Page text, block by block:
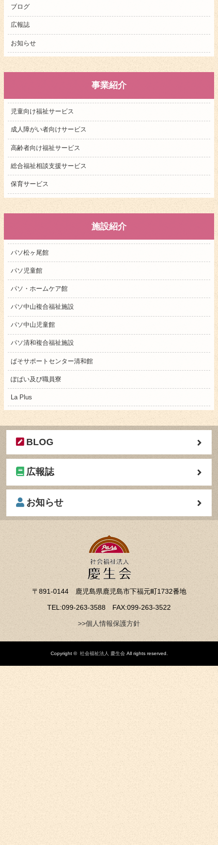
ブログ
広報誌
お知らせ
事業紹介
児童向け福祉サービス
成人障がい者向けサービス
高齢者向け福祉サービス
総合福祉相談支援サービス
保育サービス
施設紹介
パソ松ヶ尾館
パソ児童館
パソ・ホームケア館
パソ中山複合福祉施設
パソ中山児童館
パソ清和複合福祉施設
ぱそサポートセンター清和館
ぽぱい及び職員寮
La Plus
BLOG
広報誌
お知らせ
〒891-0144 鹿児島県鹿児島市下福元町1732番地
TEL:099-263-3588 FAX:099-263-3522
>>個人情報保護方針
Copyright © 社会福祉法人 慶生会All rights reserved.